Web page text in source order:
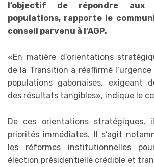
l’objectif de répondre aux
populations, rapporte le
conseil parvenu à l’AGP.
«En matière d’orientations
de la Transition a réaffirmé
populations gabonaises, exigeant
des résultats tangibles», indique le
De ces orientations stratégiques,
priorités immédiates. Il s’agit
les réformes institutionnelles
élection présidentielle crédible et